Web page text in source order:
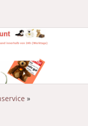
»